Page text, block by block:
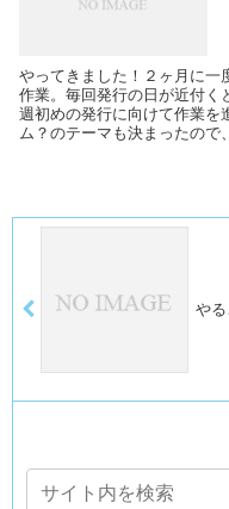
やってきました！２ヶ月に一
作業。毎回発行の日が近付
週初めの発行に向けて作業を
ム？のテーマも決まったので
やる
カレンダー製作 写真選び